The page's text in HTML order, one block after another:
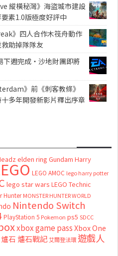
縱橫秘灣》海盜城市建設
素1.0版極度好評中
》四人合作木筏舟動作
助掉隊隊友
下週完成・沙地財團即將
》前《刺客教條》
多年開發新影片釋出序章
elden ring Gundam Harry
LEGO AMOC lego harry potter
lego star wars LEGO Technic
Hunter MONSTER HUNTER WORLD
Nintendo Switch
PlayStation 5 Pokemon ps5 SDCC
xbox game passXbox One
爐石 爐石戰記艾爾登法環 遊戲人